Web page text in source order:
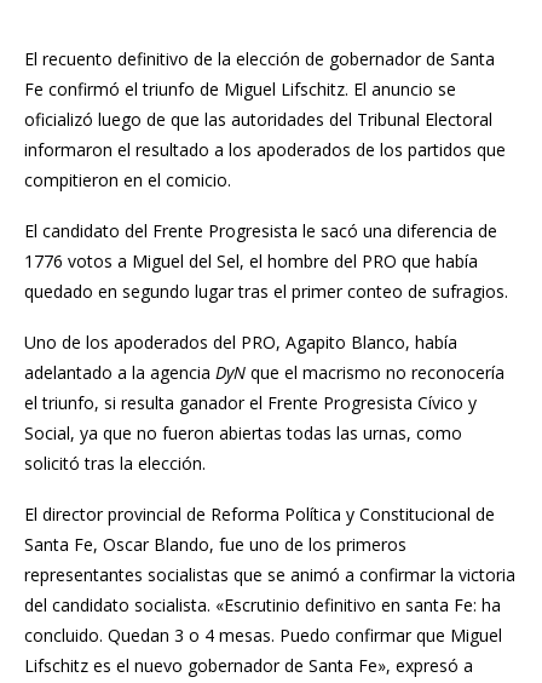
El recuento definitivo de la elección de gobernador de Santa
Fe confirmó el triunfo de Miguel Lifschitz. El anuncio se
oficializó luego de que las autoridades del Tribunal Electoral
informaron el resultado a los apoderados de los partidos que
compitieron en el comicio.
El candidato del Frente Progresista le sacó una diferencia de
1776 votos a Miguel del Sel, el hombre del PRO que había
quedado en segundo lugar tras el primer conteo de sufragios.
Uno de los apoderados del PRO, Agapito Blanco, había
adelantado a la agencia DyN que el macrismo no reconocería
el triunfo, si resulta ganador el Frente Progresista Cívico y
Social, ya que no fueron abiertas todas las urnas, como
solicitó tras la elección.
El director provincial de Reforma Política y Constitucional de
Santa Fe, Oscar Blando, fue uno de los primeros
representantes socialistas que se animó a confirmar la victoria
del candidato socialista. «Escrutinio definitivo en santa Fe: ha
concluido. Quedan 3 o 4 mesas. Puedo confirmar que Miguel
Lifschitz es el nuevo gobernador de Santa Fe», expresó a